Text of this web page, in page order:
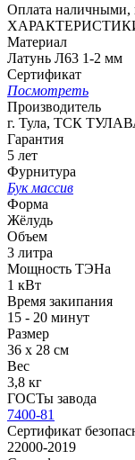
Оплата наличными,
Материал
Латунь Л63 1-2 мм
Сертификат
Посмотреть
Производитель
г. Тула, ТСК
Гарантия
5 лет
Фурнитура
Бук массив
Форма
Жёлудь
Объем
3 литра
Мощность ТЭНа
1 кВт
Время закипания
15 - 20 минут
Размер
36 х 28 см
Вес
3,8 кг
ГОСТы завода
7400-81
Сертификат
22000-2019